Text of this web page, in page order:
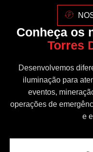
Conheça os
Torres
Desenvolvemos
iluminação para
eventos,
operações de
e